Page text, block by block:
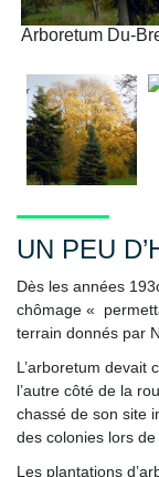
Arboretum Du-
UN PEU
Dès les années
chômage «
terrain donnés par
L’arboretum devait
l’autre côté de la
chassé de son site
des colonies lors de
Les plantations